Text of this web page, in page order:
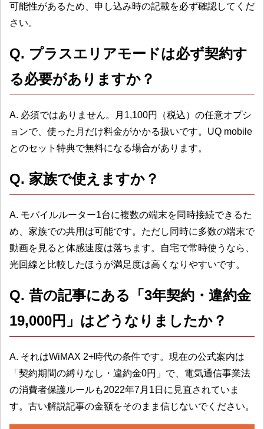
可能性があるため、申し込み時の記載を必ず確認してくだ
さい。
Q. プラスエリアモードは必ず契約す
る必要がありますか？
A. 必須ではありません。月1,100円（税込）の任意オプシ
ョンで、使った月だけ料金がかかる扱いです。UQ mobile
とのセット特典で無料になる場合があります。
Q. 家族で使えますか？
A. モバイルルーター1台に複数の端末を同時接続できるた
め、家族での共用は可能です。ただし同時に多数の端末で
動画を見ると体感速度は落ちます。自宅で常時使うなら、
光回線と比較したほうが満足度は高くなりやすいです。
Q. 昔の記事にある「3年契約・違約金
19,000円」はどうなりましたか？
A. それはWiMAX 2+時代の条件です。現在の公式案内は
「契約期間の縛りなし・違約金0円」で、電気通信事業法
の消費者保護ルールも2022年7月1日に見直されていま
す。古い解説記事の金額をそのまま信じないでください。